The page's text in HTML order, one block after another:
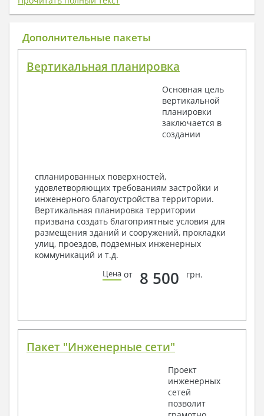
1. Архитектурный раздел:
Общие данные по проекту
План координационных осей
Поэтажные маркировочные планы с
Разрезы и состав конструкций
Фасады с ведомостью внешних отделок
Элементы проемов – спецификация
Ведомость перемычек – сечения и
Архитектурные узлы в конструкциях
2. Конструктивный раздел:
Общие данные по проекту
Схемы расположения и расчеты фундаментов
Элементы каркаса – схемы расположения
Схема расположения перекрытий
Опоры перекрытия на стены или Узлы
Элементы кровли – схемы расположения
3. Инженерный раздел (приобретается по желанию
за дополнительную плату):
Условные обозначения с общими данными
Поэтажная система водоснабжения и
Дополнительные пакеты
Вертикальная планировка
Основная цель
вертикальной
планировки
заключается в
создании
спланированных поверхностей,
удовлетворяющих требованиям застройки и
инженерного благоустройства территории.
Вертикальная планировка территории
призвана создать благоприятные условия для
размещения зданий и сооружений, прокладки
улиц, проездов, подземных инженерных
коммуникаций и т.д.
Цена от 8 500 грн.
Пакет "Инженерные сети"
Проект
инженерных
сетей
позволит